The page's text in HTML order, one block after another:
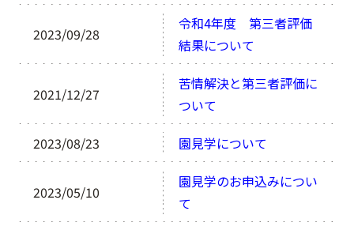
2023/09/28
令和4年度 第三者評価
結果について
2021/12/27
苦情解決と第三者評価に
ついて
2023/08/23
園見学について
2023/05/10
園見学のお申込みについ
て